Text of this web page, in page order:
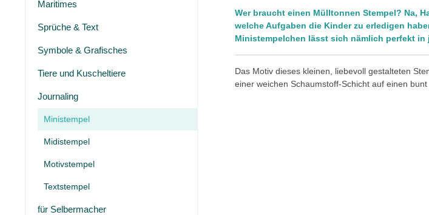
Maritimes
Sprüche & Text
Symbole & Grafisches
Tiere und Kuscheltiere
Journaling
Ministempel
Midistempel
Motivstempel
Textstempel
für Selbermacher
Wer braucht einen Mülltonnen Stempel? Na,
welche Aufgaben die Kinder zu erledigen
Ministempelchen lässt sich nämlich perfekt in
Das Motiv dieses kleinen, liebevoll gestalteten
einer weichen Schaumstoff-Schicht auf einen